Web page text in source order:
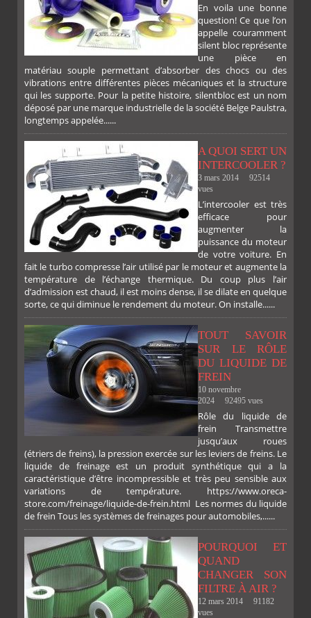
FACEBOOKTWITTERGOOGLEPINTEREST
PLUS
En voila une bonne
question! Ce que l’on
appelle couramment
silent bloc représente
une pièce en
matériau souple permettant d’absorber des chocs ou des
vibrations entre différentes pièces mécaniques et la structure
qui les supporte. Pour la petite histoire, silentbloc est un nom
déposé par une marque industrielle de la société Belge Paulstra,
longtemps appelée......
A QUOI SERT UN
INTERCOOLER ?
3 mars 2014
92514
vues
L’intercooler est très
efficace pour
augmenter la
puissance du moteur
de votre voiture. En
fait le turbo compresse l’air utilisé par le moteur et augmente la
température de l’échange thermique. Du coup plus l’air
d’admission est chaud, il est moins dense, il se dilate en quelque
sorte, ce qui diminue le rendement du moteur. On installe......
TOUT SAVOIR
SUR LE RÔLE
DU LIQUIDE DE
FREIN
10 novembre
2024
92495 vues
Rôle du liquide de
frein Transmettre
jusqu’aux roues
(étriers de freins), la pression exercée sur les leviers de freins. Le
liquide de freinage est un produit synthétique qui a la
caractéristique d’être incompressible et très peu sensible aux
variations de température. https://www.oreca-
store.com/freinage/liquide-de-frein.html Les normes du liquide
de frein Tous les systèmes de freinages pour automobiles,......
POURQUOI ET
QUAND
CHANGER SON
FILTRE À AIR ?
12 mars 2014
91182
vues